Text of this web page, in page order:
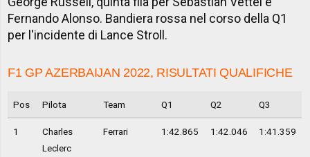
Fernando Alonso. Bandiera rossa nel corso della Q1
per l'incidente di Lance Stroll.
F1 GP AZERBAIJAN 2022, RISULTATI QUALIFICHE
Pos Pilota Team Q1 Q2 Q3
1
Charles
Leclerc
Ferrari 1:42.865 1:42.046 1:41.359